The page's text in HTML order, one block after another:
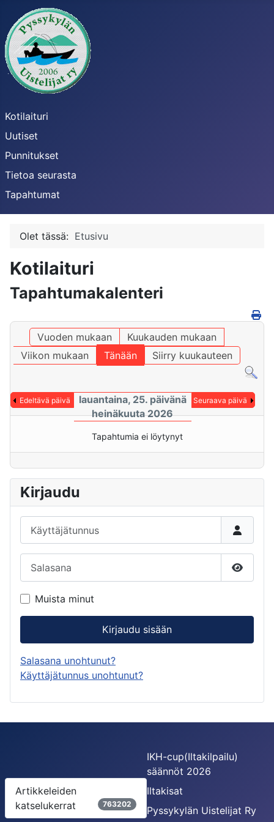
Kotilaituri
Uutiset
Punnitukset
Tietoa seurasta
Tapahtumat
Olet tässä: Etusivu
Kotilaituri
Tapahtumakalenteri
Vuoden mukaan
Kuukauden mukaan
Viikon mukaan
Tänään Siirry kuukauteen
Edeltävä päivä
lauantaina, 25. päivänä
heinäkuuta 2026
Seuraava päivä
Tapahtumia ei löytynyt
Kirjaudu
Näytä
Muista minut
Kirjaudu sisään
Salasana unohtunut?
Käyttäjätunnus unohtunut?
Artikkeleiden
katselukerrat
763202
IKH-cup(Iltakilpailu)
säännöt 2026
Iltakisat
Pyssykylän Uistelijat Ry